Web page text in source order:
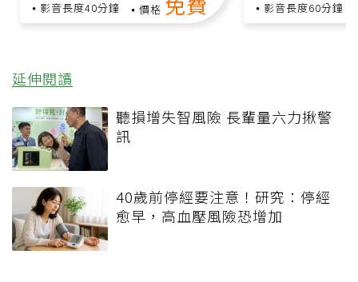
影音長度40分鐘 價格 影音長度60分鐘
延伸閱讀
聽損增失智風險 長輩量六力揪警
訊
40歲前停經要注意！研究：停經
愈早，高血壓風險恐增加